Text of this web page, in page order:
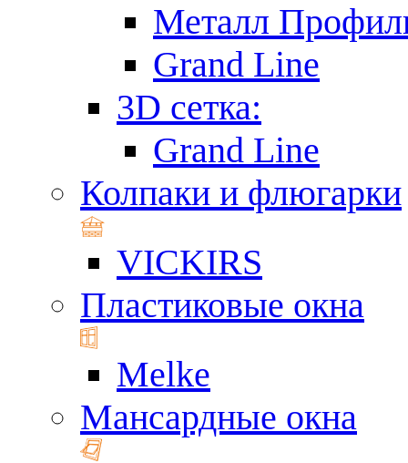
Металл
Grand Line
3D сетка:
Grand Line
Колпаки и флюгарки
VICKIRS
Пластиковые окна
Melke
Мансардные окна